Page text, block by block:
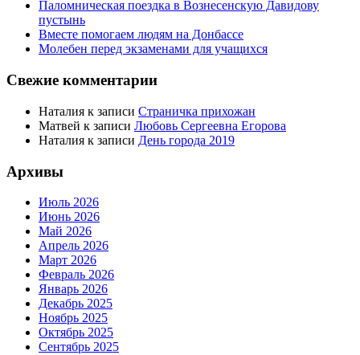
Паломническая поездка в Вознесенскую Давидову
пустынь
Вместе помогаем людям на Донбассе
Молебен перед экзаменами для учащихся
Свежие комментарии
Наталия к записи Страничка прихожан
Матвей к записи Любовь Сергеевна Егорова
Наталия к записи День города 2019
Архивы
Июль 2026
Июнь 2026
Май 2026
Апрель 2026
Март 2026
Февраль 2026
Январь 2026
Декабрь 2025
Ноябрь 2025
Октябрь 2025
Сентябрь 2025